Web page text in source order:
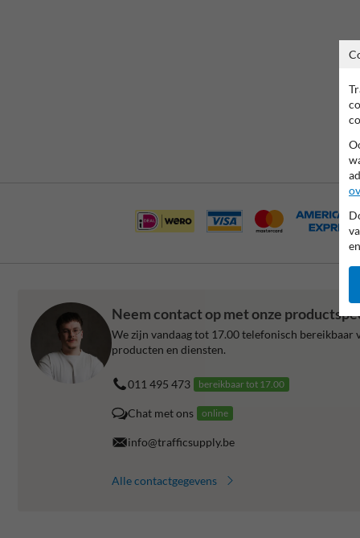
Neem contact op met onze
We zijn vandaag tot 17.00 telefonisch bereikbaar
producten en diensten.
011 495 473 bereikbaar tot 17.00
Chat met ons online
info@trafficsupply.be
Alle contactgegevens